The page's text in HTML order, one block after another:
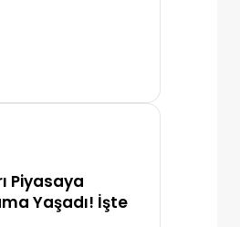
Piyasaya
Yaşadı! İşte